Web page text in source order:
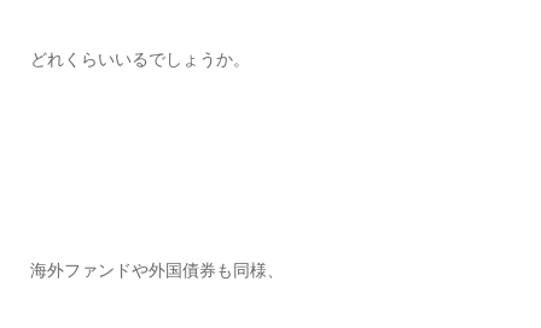
どれくらいいるでしょうか。
海外ファンドや外国債券も同様、